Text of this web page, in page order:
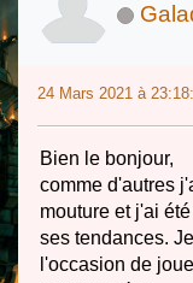
24 Mars 2021 à
Bien le bonjour,
comme d'autres
mouture et j'ai
ses tendances.
l'occasion de